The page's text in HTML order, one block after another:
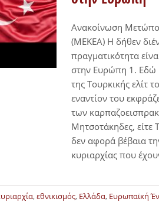
Ανακοίνωση
(ΜΕΚΕΑ) Η δήθεν
πραγματικότητα
στην Ευρώπη 1. Εδώ
της Τουρκικής ελίτ
εναντίον του
των
Μητσοτάκηδες, είτε
δεν αφορά βέβαια
κυριαρχίας που
,εθνικισμός, Ελλάδα, Ευρωπαϊκή